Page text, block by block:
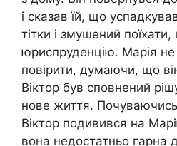
і сказав їй, що
тітки і змушений
юриспруденцію. Марія
повірити, думаючи, що
Віктор був сповнений
нове життя.
Віктор подивився на
вона недостатньо гарна